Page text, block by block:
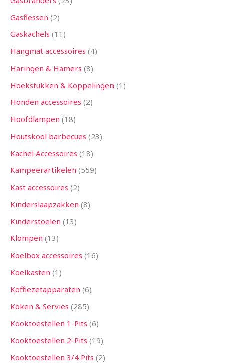
Gasflessen 2
Gaskachels 11
Hangmat accessoires 4
Haringen & Hamers 8
Hoekstukken & Koppelingen 1
Honden accessoires 2
Hoofdlampen 18
Houtskool barbecues 23
Kachel Accessoires 18
Kampeerartikelen 559
Kast accessoires 2
Kinderslaapzakken 8
Kinderstoelen 13
Klompen 13
Koelbox accessoires 16
Koelkasten 1
Koffiezetapparaten 6
Koken & Servies 285
Kooktoestellen 1-Pits 6
Kooktoestellen 2-Pits 19
Kooktoestellen 3/4 Pits 2